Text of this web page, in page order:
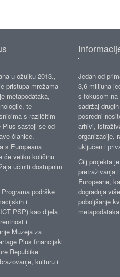
u ožujku 2013.,
pristupa mrežama
metapodataka,
te
s različitim
Plus sastoji se od
članice.
s Europeana
će veliku količinu
učiniti dostupnim
podrške
i
PSP) kao dijela
i
Muzeja za
Plus financijski
Republike
kulturu i
Jedan od
3,6 milijuna
s fokusom
sadržaj
posredni
arhivi,
organizacije,
uključen i
Cilj projekta
pretraživanja
Europeane,
dogradnja
poboljšanje